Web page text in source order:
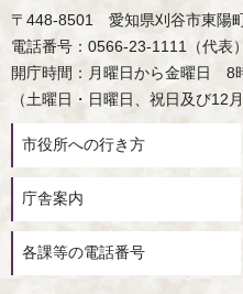
〒448-8501 愛知県刈谷市東陽
電話番号：0566-23-1111（代表）
開庁時間：月曜日から金曜日 8
（土曜日・日曜日、祝日及び12
市役所への行き方
庁舎案内
各課等の電話番号